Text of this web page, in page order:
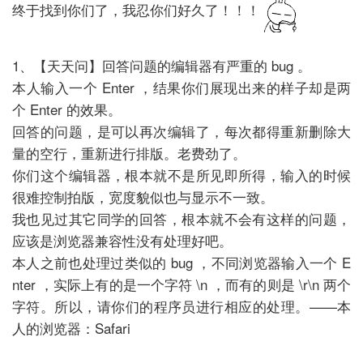
终于找到你们了，我忍你们好久了！！！
1、【天天问】回答问题的编辑器有严重的 bug 。
本人输入一个 Enter ，结果你们展现出来的样子却是两
个 Enter 的效果。
回答的问题，是可以再次编辑了，每次都得重新删除大
量的空行，重新进行排版。老费劲了。
你们这个编辑器，根本就不是所见即所得，输入的时候
很难控制拍版，宽度貌似也与显示不一致。
我也见过其它同学的回答，根本就不会有这样的问题，
应该是浏览器兼容性没有处理好吧。
本人之前也处理过类似的 bug ，不同浏览器输入一个 E
nter ，实际上有的是一个字符 \n ，而有的则是 \r\n 两个
字符。所以，请你们的程序员进行相应的处理。——本
人的浏览器：Safari